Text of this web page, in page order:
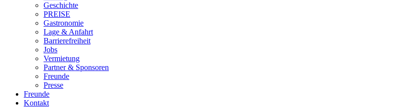
Geschichte
PREISE
Gastronomie
Lage & Anfahrt
Barrierefreiheit
Jobs
Vermietung
Partner & Sponsoren
Freunde
Presse
Freunde
Kontakt